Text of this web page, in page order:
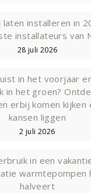
installeren in
installateurs van
28 juli 2026
in het voorjaar
in het groen?
erbij komen kijken
kansen liggen
2 juli 2026
in een
warmtepompen
halveert